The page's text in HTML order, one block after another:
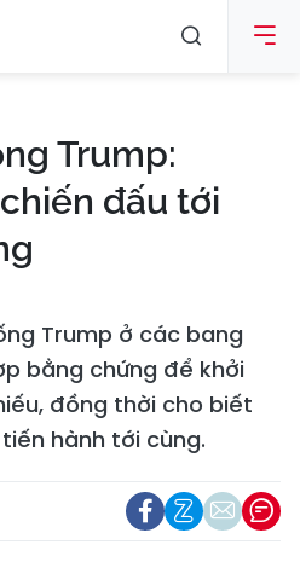
Trump:
đấu tới
Trump ở các bang
bằng chứng để khởi
đồng thời cho biết
hành tới cùng.